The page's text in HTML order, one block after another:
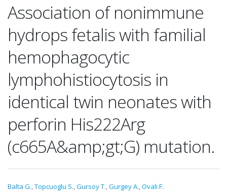
Association of nonimmune
hydrops fetalis with familial
hemophagocytic
lymphohistiocytosis in
identical twin neonates with
perforin His222Arg
(c665A&amp;gt;G) mutation.
Balta G.,Topcuoglu S.,Gursoy T.,Gurgey A.,Ovali F.